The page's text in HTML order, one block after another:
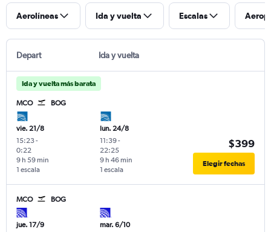
Aerolíneas Ida y vuelta Escalas
Depart Ida y vuelta
Ida y vuelta más barata
MCO BOG
vie. 21/8
15:23-
0:22
1 escala
9 h 59 min
lun. 24/8
11:39-
22:25
1 escala
9 h 46 min
$399
Elegir fechas
MCO BOG
jue. 17/9
mar. 6/10